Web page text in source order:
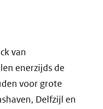
van
enerzijds de
voor grote
Delfzijl en